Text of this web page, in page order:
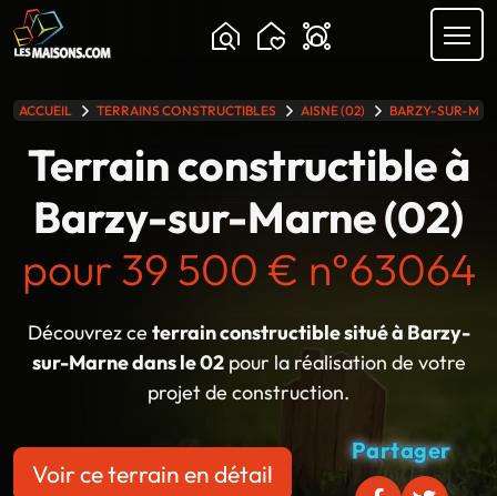
Chargement...
ACCUEIL TERRAINS CONSTRUCTIBLES AISNE (02) BARZY-SUR-
Terrain constructible à
Barzy-sur-Marne (02)
pour 39 500 € n°63064
Découvrez ce terrain constructible situé à Barzy-
sur-Marne dans le 02pour la réalisation de votre
projet de construction.
Voir ce terrain en détail
Partager